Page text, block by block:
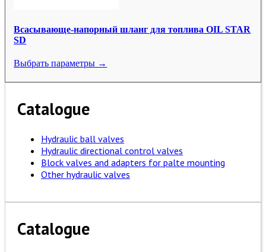
Всасывающе-напорный шланг для топлива OIL STAR
SD
Выбрать параметры →
Catalogue
Hydraulic ball valves
Hydraulic directional control valves
Block valves and adapters for palte mounting
Other hydraulic valves
Catalogue